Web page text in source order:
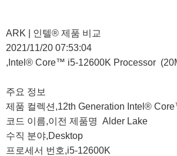
ARK | 인텔® 제품 비교
2021/11/20 07:53:04
,Intel® Core™ i5-12600K Processor
주요 정보
제품 컬렉션,12th Generation Intel®
코드 이름,이전 제품명  Alder Lake
수직 분야,Desktop
프로세서 번호,i5-12600K